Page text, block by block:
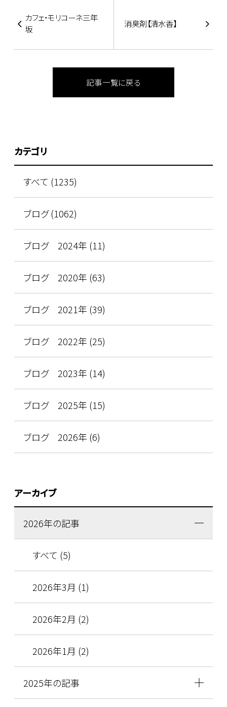
カフェ・モリコーネ三年
坂
消臭剤【清水香】
記事一覧に戻る
カテゴリ
すべて (1235)
ブログ (1062)
ブログ 2024年 (11)
ブログ 2020年 (63)
ブログ 2021年 (39)
ブログ 2022年 (25)
ブログ 2023年 (14)
ブログ 2025年 (15)
ブログ 2026年 (6)
アーカイブ
2026年の記事
すべて (5)
2026年3月 (1)
2026年2月 (2)
2026年1月 (2)
2025年の記事